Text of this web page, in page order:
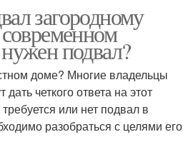
загородному
подвал?
доме? Многие владельцы
четкого ответа на этот
или нет подвал в
разобраться с целями его